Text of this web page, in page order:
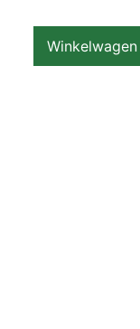
Winkelwagen